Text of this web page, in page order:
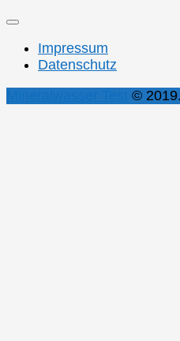
Impressum
Datenschutz
©